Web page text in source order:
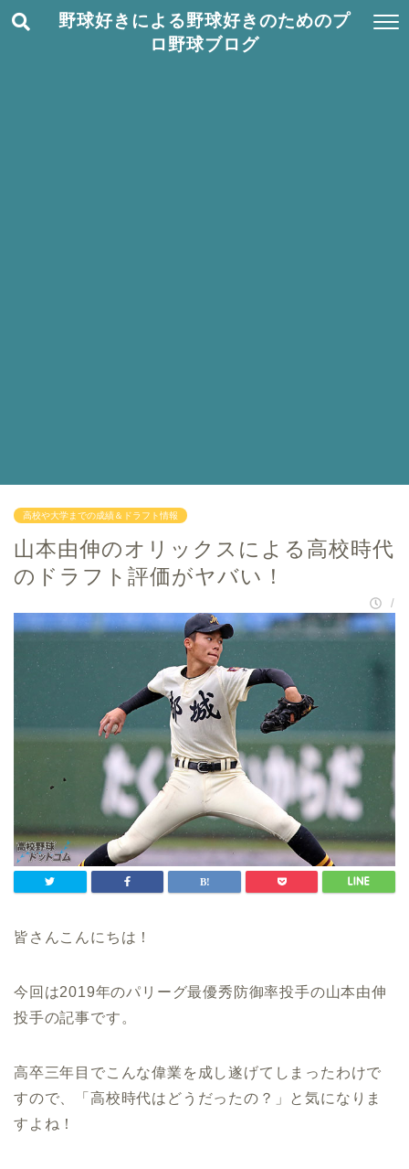
野球好きによる野球好きのためのプ
ロ野球ブログ
高校や大学までの成績＆ドラフト情報
山本由伸のオリックスによる高校時代
のドラフト評価がヤバい！
/
皆さんこんにちは！
今回は2019年のパリーグ最優秀防御率投手の山本由伸
投手の記事です。
高卒三年目でこんな偉業を成し遂げてしまったわけで
すので、「高校時代はどうだったの？」と気になりま
すよね！